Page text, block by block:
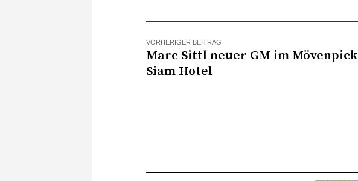
VORHERIGER BEITRAG
Marc Sittl neuer GM im Mövenpick
Siam Hotel